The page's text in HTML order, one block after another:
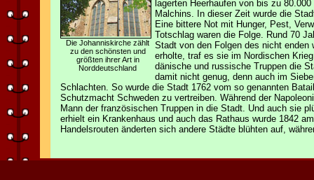
Die Johanniskirche zählt
zu den schönsten und
größten ihrer Art in
Norddeutschland
lagerten Heerhaufen von bis zu
Malchins. In dieser Zeit wurde die
Eine bittere Not mit Hunger, Pest,
Totschlag waren die Folge. Rund 70
Stadt von den Folgen des nicht enden
erholte, traf es sie im Nordischen
dänische und russische Truppen die
damit nicht genug, denn auch im
Schlachten. So wurde die Stadt 1762 vom so genannten
Schutzmacht Schweden zu vertreiben. Während der
Mann der französischen Truppen in die Stadt. Und auch sie
erhielt ein Krankenhaus und auch das Rathaus wurde 1842
Handelsrouten änderten sich andere Städte blühten auf,